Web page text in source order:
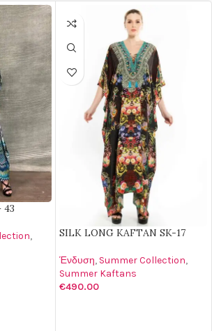
43
,
SILK LONG KAFTAN SK-17
Ένδυση, Summer Collection,
Summer Kaftans
€490.00